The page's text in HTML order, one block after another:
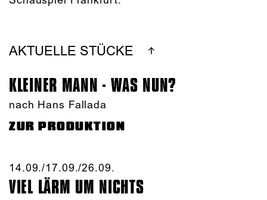
AKTUELLE STÜCKE
KLEINER MANN - WAS NUN?
nach Hans Fallada
ZUR PRODUKTION
14.09./​17.09./​26.09.​
VIEL LÄRM UM NICHTS